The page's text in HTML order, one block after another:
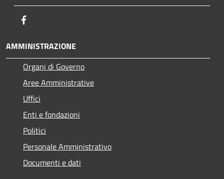
AMMINISTRAZIONE
Organi di Governo
Aree Amministrative
Uffici
Enti e fondazioni
Politici
Personale Amministrativo
Documenti e dati